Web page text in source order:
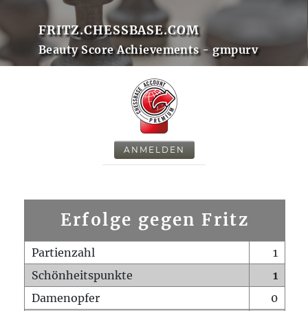
FRITZ.CHESSBASE.COM
Beauty Score Achievements - gmpurv
ANMELDEN
Erfolge gegen Fritz
Partienzahl
1
Schönheitspunkte
1
Damenopfer
0